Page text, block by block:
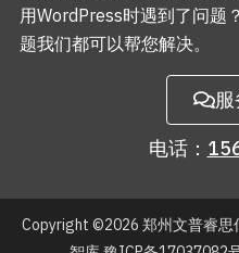
用WordPress时遇到了问题
题我们都可以帮您解决。
电话：
Copyright ©2026 郑州文普睿思